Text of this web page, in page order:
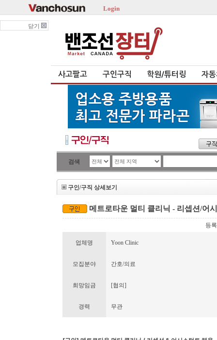
Login
닫기
사고팔고 구인구직 학원/튜터링 자
검색
구인/구직 상세보기
메트로타운 멀티 클리닉 - 리셉션/어
등
업체명 Yoon Clinic
모집분야 간호/의료
희망임금 [협의]
경력 무관